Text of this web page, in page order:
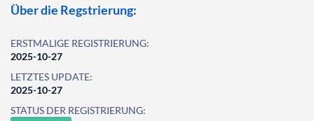
Über die Regstrierung:
ERSTMALIGE REGISTRIERUNG:
2025-10-27
LETZTES UPDATE:
2025-10-27
STATUS DER REGISTRIERUNG: